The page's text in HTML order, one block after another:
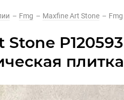
– Fmg – Maxfine Art Stone –